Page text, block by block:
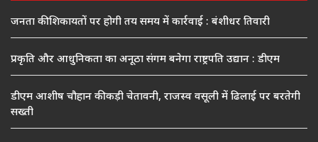
जनता की शिकायतों पर होगी तय समय में कार्रवाई : बंशीधर तिवारी
प्रकृति और आधुनिकता का अनूठा संगम बनेगा राष्ट्रपति उद्यान : डीएम
डीएम आशीष चौहान की कड़ी चेतावनी, राजस्व वसूली में ढिलाई पर बरतेगी
सख्ती